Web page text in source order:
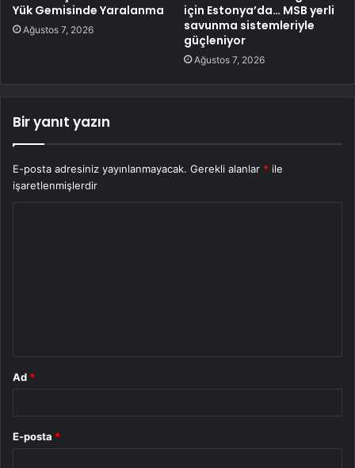
Yük Gemisinde Yaralanma
Ağustos 7, 2026
için Estonya’da… MSB yerli
savunma sistemleriyle
güçleniyor
Ağustos 7, 2026
Bir yanıt yazın
E-posta adresiniz yayınlanmayacak. Gerekli alanlar * ile
işaretlenmişlerdir
Ad *
E-posta *